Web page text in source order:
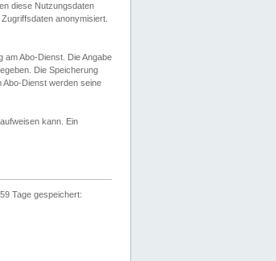
diese Nutzungsdaten
anonymisiert.
am Abo-Dienst. Die Angabe
Die Speicherung
Dienst werden seine
kann. Ein
Tage gespeichert: